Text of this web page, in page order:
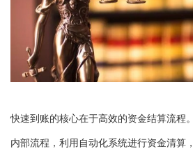
快速到账的核心在于高效的资金结算流程
内部流程，利用自动化系统进行资金清算